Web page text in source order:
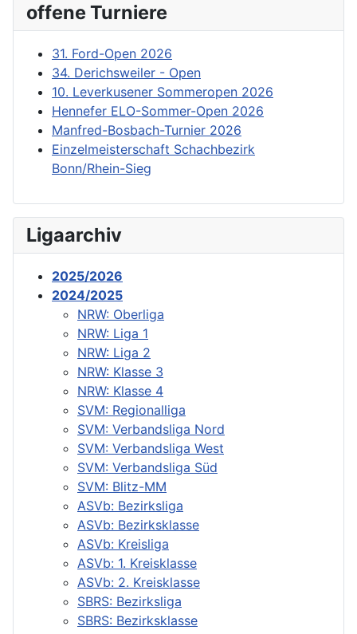
offene Turniere
31. Ford-Open 2026
34. Derichsweiler - Open
10. Leverkusener Sommeropen 2026
Hennefer ELO-Sommer-Open 2026
Manfred-Bosbach-Turnier 2026
Einzelmeisterschaft Schachbezirk
Bonn/Rhein-Sieg
Ligaarchiv
2025/2026
2024/2025
NRW: Oberliga
NRW: Liga 1
NRW: Liga 2
NRW: Klasse 3
NRW: Klasse 4
SVM: Regionalliga
SVM: Verbandsliga Nord
SVM: Verbandsliga West
SVM: Verbandsliga Süd
SVM: Blitz-MM
ASVb: Bezirksliga
ASVb: Bezirksklasse
ASVb: Kreisliga
ASVb: 1. Kreisklasse
ASVb: 2. Kreisklasse
SBRS: Bezirksliga
SBRS: Bezirksklasse